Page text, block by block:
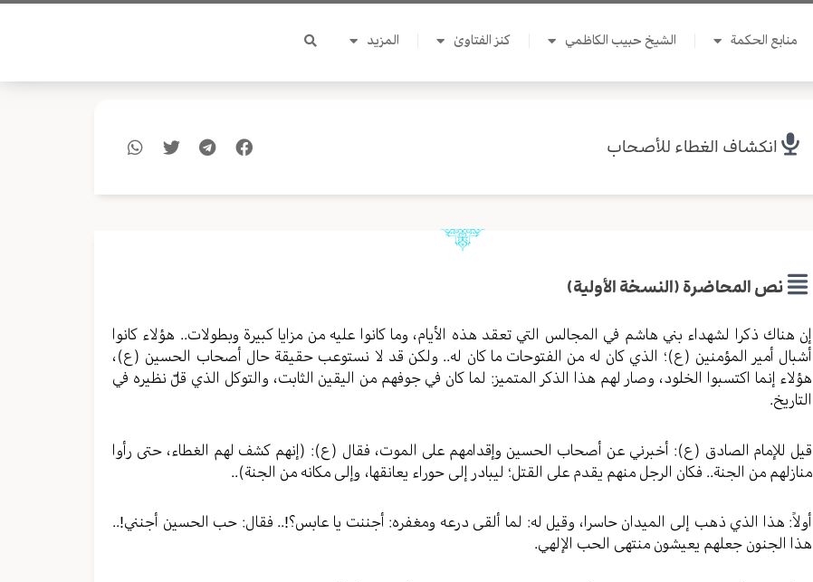
منابع الحكمة الشيخ حبيب الكاظمي كنز الفتاوىٰ المزيد
انكشاف الغطاء للأصحاب
نص المحاضرة (النسخة الأولية)
إن هناك ذكرا لشهداء بني هاشم في المجالس التي تعقد هذه الأيام، وما كانوا عليه من مزايا كبيرة وبطولات.. هؤلاء كانوا
أشبال أمير المؤمنين (ع)؛ الذي كان له من الفتوحات ما كان له.. ولكن قد لا نستوعب حقيقة حال أصحاب الحسين (ع)،
هؤلاء إنما اكتسبوا الخلود، وصار لهم هذا الذكر المتميز: لما كان في جوفهم من اليقين الثابت، والتوكل الذي قلّ نظيره في
التاريخ.
قيل للإمام الصادق (ع): أخبرني عن أصحاب الحسين وإقدامهم على الموت، فقال (ع): (إنهم كشف لهم الغطاء، حتى رأوا
منازلهم من الجنة.. فكان الرجل منهم يقدم على القتل؛ ليبادر إلى حوراء يعانقها، وإلى مكانه من الجنة)..
أولاً: هذا الذي ذهب إلى الميدان حاسرا، وقيل له: لما ألقى درعه ومغفره: أجننت يا عابس؟!.. فقال: حب الحسين أجنني!..
هذا الجنون جعلهم يعيشون منتهى الحب الإلهي.